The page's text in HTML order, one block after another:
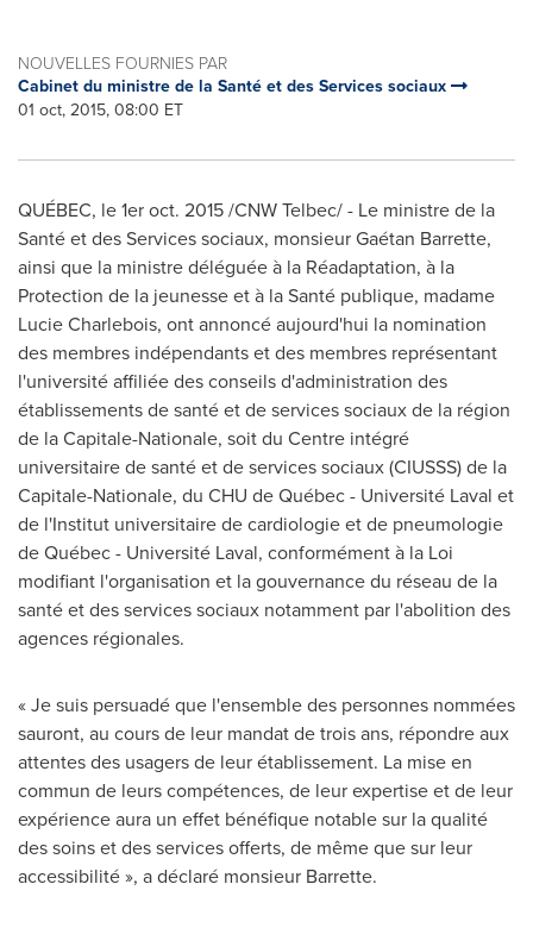
NOUVELLES FOURNIES PAR
Cabinet du ministre de la Santé et des Services sociaux
01 oct, 2015, 08:00 ET
QUÉBEC, le 1eroct. 2015/CNW Telbec/ - Le ministre de la
Santé et des Services sociaux, monsieur Gaétan Barrette,
ainsi que la ministre déléguée à la Réadaptation, à la
Protection de la jeunesse et à la Santé publique, madame
Lucie Charlebois, ont annoncé aujourd'hui la nomination
des membres indépendants et des membres représentant
l'université affiliée des conseils d'administration des
établissements de santé et de services sociaux de la région
de la Capitale-Nationale, soit du Centre intégré
universitaire de santé et de services sociaux (CIUSSS) de la
Capitale-Nationale, du CHU de Québec - Université Laval et
de l'Institut universitaire de cardiologie et de pneumologie
de Québec - Université Laval, conformément à la Loi
modifiant l'organisation et la gouvernance du réseau de la
santé et des services sociaux notamment par l'abolition des
agences régionales.
« Je suis persuadé que l'ensemble des personnes nommées
sauront, au cours de leur mandat de trois ans, répondre aux
attentes des usagers de leur établissement. La mise en
commun de leurs compétences, de leur expertise et de leur
expérience aura un effet bénéfique notable sur la qualité
des soins et des services offerts, de même que sur leur
accessibilité », a déclaré monsieur Barrette.